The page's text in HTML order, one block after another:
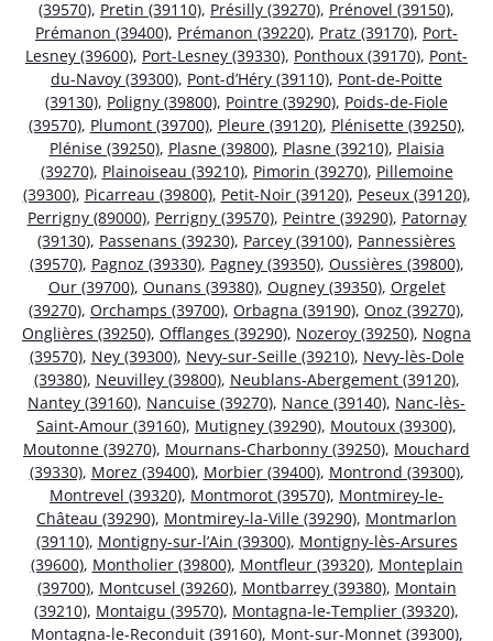
(39570), Pretin (39110), Présilly (39270), Prénovel (39150),
Prémanon (39400), Prémanon (39220), Pratz (39170), Port-
Lesney (39600), Port-Lesney (39330), Ponthoux (39170), Pont-
du-Navoy (39300), Pont-d’Héry (39110), Pont-de-Poitte
(39130), Poligny (39800), Pointre (39290), Poids-de-Fiole
(39570), Plumont (39700), Pleure (39120), Plénisette (39250),
Plénise (39250), Plasne (39800), Plasne (39210), Plaisia
(39270), Plainoiseau (39210), Pimorin (39270), Pillemoine
(39300), Picarreau (39800), Petit-Noir (39120), Peseux (39120),
Perrigny (89000), Perrigny (39570), Peintre (39290), Patornay
(39130), Passenans (39230), Parcey (39100), Pannessières
(39570), Pagnoz (39330), Pagney (39350), Oussières (39800),
Our (39700), Ounans (39380), Ougney (39350), Orgelet
(39270), Orchamps (39700), Orbagna (39190), Onoz (39270),
Onglières (39250), Offlanges (39290), Nozeroy (39250), Nogna
(39570), Ney (39300), Nevy-sur-Seille (39210), Nevy-lès-Dole
(39380), Neuvilley (39800), Neublans-Abergement (39120),
Nantey (39160), Nancuise (39270), Nance (39140), Nanc-lès-
Saint-Amour (39160), Mutigney (39290), Moutoux (39300),
Moutonne (39270), Mournans-Charbonny (39250), Mouchard
(39330), Morez (39400), Morbier (39400), Montrond (39300),
Montrevel (39320), Montmorot (39570), Montmirey-le-
Château (39290), Montmirey-la-Ville (39290), Montmarlon
(39110), Montigny-sur-l’Ain (39300), Montigny-lès-Arsures
(39600), Montholier (39800), Montfleur (39320), Monteplain
(39700), Montcusel (39260), Montbarrey (39380), Montain
(39210), Montaigu (39570), Montagna-le-Templier (39320),
Montagna-le-Reconduit (39160), Mont-sur-Monnet (39300),